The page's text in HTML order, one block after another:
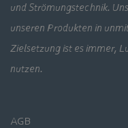
und Strömungstechnik.
unseren Produkten in
Zielsetzung ist es immer,
nutzen.
AGB